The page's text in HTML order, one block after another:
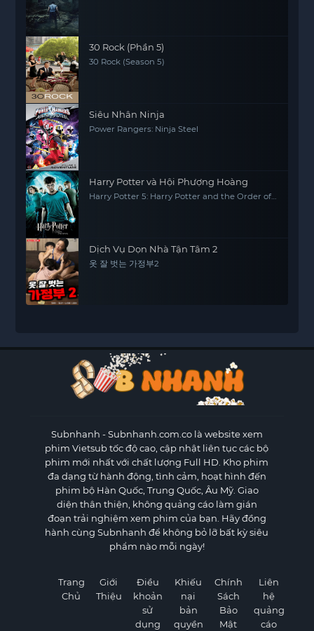
30 Rock (Phần 5)
30 Rock (Season 5)
Siêu Nhân Ninja
Power Rangers: Ninja Steel
Harry Potter và Hội Phượng Hoàng
Harry Potter 5: Harry Potter and the Order of
Dịch Vụ Dọn Nhà Tận Tâm 2
옷 잘 벗는 가정부2
Subnhanh - Subnhanh.com.co là website xem
phim Vietsub tốc độ cao, cập nhật liên tục các bộ
phim mới nhất với chất lượng Full HD. Kho phim
đa dạng từ hành động, tình cảm, hoạt hình đến
phim bộ Hàn Quốc, Trung Quốc, Âu Mỹ. Giao
diện thân thiện, không quảng cáo làm gián
đoạn trải nghiệm xem phim của bạn. Hãy đồng
hành cùng Subnhanh để không bỏ lỡ bất kỳ siêu
phẩm nào mỗi ngày!
Trang
Chủ
Giới
Thiệu
Điều
khoản
sử
dụng
Khiếu
nại
bản
quyền
Chính
Sách
Bảo
Mật
Liên
hệ
quảng
cáo